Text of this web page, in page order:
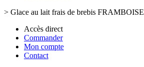
> Glace au lait frais de brebis FRAMBOISE
Accès direct
Commander
Mon compte
Contact